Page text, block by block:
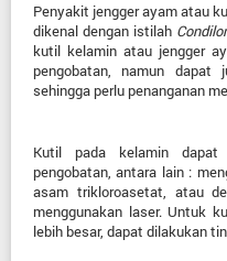
Penyakit jengger ayam atau
dikenal dengan istilah
kutil kelamin atau jengger
pengobatan, namun dapat
sehingga perlu penanganan
Kutil pada kelamin dapat
pengobatan, antara lain :
asam trikloroasetat, atau
menggunakan laser. Untuk
lebih besar, dapat dilakukan